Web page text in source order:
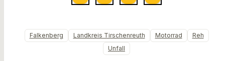
Falkenberg Landkreis Tirschenreuth Motorrad
Reh
Unfall